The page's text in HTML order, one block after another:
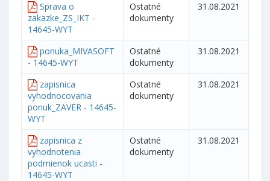
Sprava o
zakazke_ZS_IKT -
14645-WYT
Ostatné
dokumenty
31.08.2021
ponuka_MIVASOFT
- 14645-WYT
Ostatné
dokumenty
31.08.2021
zapisnica
vyhodnocovania
ponuk_ZAVER - 14645-
WYT
Ostatné
dokumenty
31.08.2021
zapisnica z
vyhodnotenia
podmienok ucasti -
14645-WYT
Ostatné
dokumenty
31.08.2021